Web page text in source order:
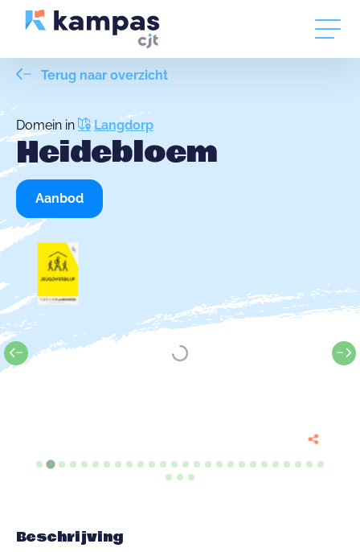
Terug naar overzicht
Domein in Langdorp
Heidebloem
Aanbod
Beschrijving